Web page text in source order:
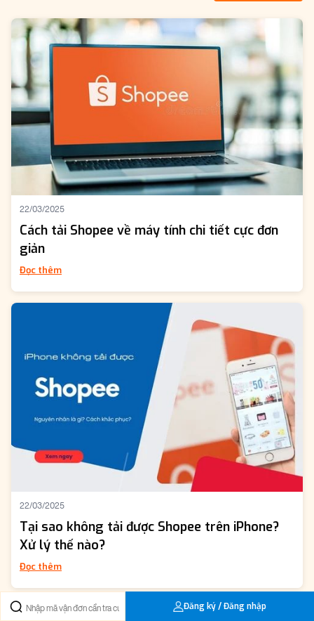
22/03/2025
Cách tải Shopee về máy tính chi tiết cực đơn
giản
Đọc thêm
22/03/2025
Tại sao không tải được Shopee trên iPhone?
Xử lý thế nào?
Đọc thêm
Đăng ký / Đăng nhập